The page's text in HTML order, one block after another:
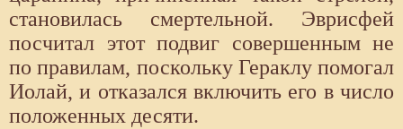
становилась смертельной. Эврисфей
посчитал этот подвиг совершенным не
по правилам, поскольку Гераклу помогал
Иолай, и отказался включить его в число
положенных десяти.